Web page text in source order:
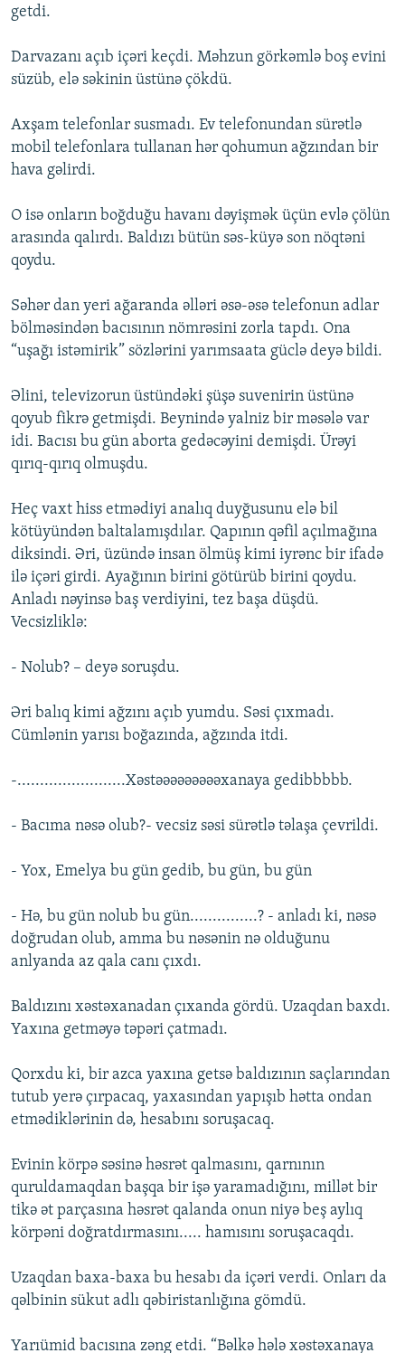
getdi.
Darvazanı açıb içəri keçdi. Məhzun görkəmlə boş evini
süzüb, elə səkinin üstünə çökdü.
Axşam telefonlar susmadı. Ev telefonundan sürətlə
mobil telefonlara tullanan hər qohumun ağzından bir
hava gəlirdi.
O isə onların boğduğu havanı dəyişmək üçün evlə çölün
arasında qalırdı. Baldızı bütün səs-küyə son nöqtəni
qoydu.
Səhər dan yeri ağaranda əlləri əsə-əsə telefonun adlar
bölməsindən bacısının nömrəsini zorla tapdı. Ona
“uşağı istəmirik” sözlərini yarımsaata güclə deyə bildi.
Əlini, televizorun üstündəki şüşə suvenirin üstünə
qoyub fikrə getmişdi. Beynində yalniz bir məsələ var
idi. Bacısı bu gün aborta gedəcəyini demişdi. Ürəyi
qırıq-qırıq olmuşdu.
Heç vaxt hiss etmədiyi analıq duyğusunu elə bil
kötüyündən baltalamışdılar. Qapının qəfil açılmağına
diksindi. Əri, üzündə insan ölmüş kimi iyrənc bir ifadə
ilə içəri girdi. Ayağının birini götürüb birini qoydu.
Anladı nəyinsə baş verdiyini, tez başa düşdü.
Vecsizliklə:
- Nolub? – deyə soruşdu.
Əri balıq kimi ağzını açıb yumdu. Səsi çıxmadı.
Cümlənin yarısı boğazında, ağzında itdi.
-........................Xəstəəəəəəəəəxanaya gedibbbbb.
- Bacıma nəsə olub?- vecsiz səsi sürətlə təlaşa çevrildi.
- Yox, Emelya bu gün gedib, bu gün, bu gün
- Hə, bu gün nolub bu gün...............? - anladı ki, nəsə
doğrudan olub, amma bu nəsənin nə olduğunu
anlyanda az qala canı çıxdı.
Baldızını xəstəxanadan çıxanda gördü. Uzaqdan baxdı.
Yaxına getməyə təpəri çatmadı.
Qorxdu ki, bir azca yaxına getsə baldızının saçlarından
tutub yerə çırpacaq, yaxasından yapışıb hətta ondan
etmədiklərinin də, hesabını soruşacaq.
Evinin körpə səsinə həsrət qalmasını, qarnının
quruldamaqdan başqa bir işə yaramadığını, millət bir
tikə ət parçasına həsrət qalanda onun niyə beş aylıq
körpəni doğratdırmasını..... hamısını soruşacaqdı.
Uzaqdan baxa-baxa bu hesabı da içəri verdi. Onları da
qəlbinin sükut adlı qəbiristanlığına gömdü.
Yarıümid bacısına zəng etdi. “Bəlkə hələ xəstəxanaya